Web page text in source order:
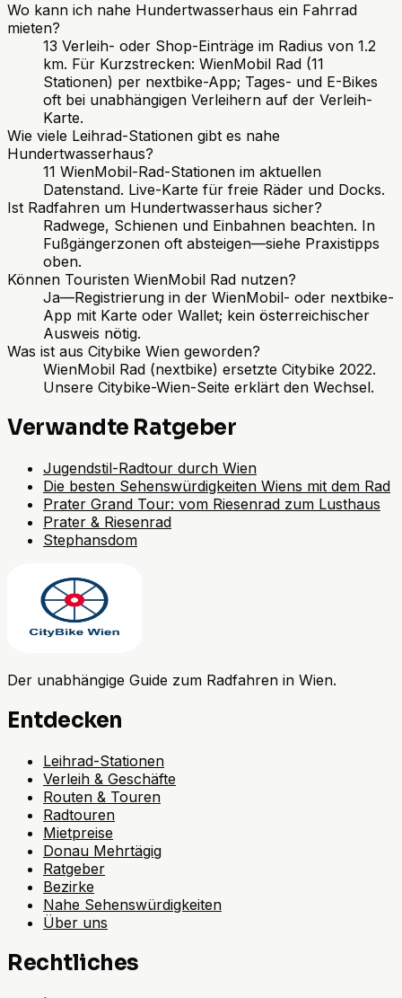
Wo kann ich nahe Hundertwasserhaus ein Fahrrad
mieten?
13 Verleih- oder Shop-Einträge im Radius von 1.2
km. Für Kurzstrecken: WienMobil Rad (11
Stationen) per nextbike-App; Tages- und E-Bikes
oft bei unabhängigen Verleihern auf der Verleih-
Karte.
Wie viele Leihrad-Stationen gibt es nahe
Hundertwasserhaus?
11 WienMobil-Rad-Stationen im aktuellen
Datenstand. Live-Karte für freie Räder und Docks.
Ist Radfahren um Hundertwasserhaus sicher?
Radwege, Schienen und Einbahnen beachten. In
Fußgängerzonen oft absteigen—siehe Praxistipps
oben.
Können Touristen WienMobil Rad nutzen?
Ja—Registrierung in der WienMobil- oder nextbike-
App mit Karte oder Wallet; kein österreichischer
Ausweis nötig.
Was ist aus Citybike Wien geworden?
WienMobil Rad (nextbike) ersetzte Citybike 2022.
Unsere Citybike-Wien-Seite erklärt den Wechsel.
Verwandte Ratgeber
Jugendstil-Radtour durch Wien
Die besten Sehenswürdigkeiten Wiens mit dem Rad
Prater Grand Tour: vom Riesenrad zum Lusthaus
Prater & Riesenrad
Stephansdom
Der unabhängige Guide zum Radfahren in Wien.
Entdecken
Leihrad-Stationen
Verleih & Geschäfte
Routen & Touren
Radtouren
Mietpreise
Donau Mehrtägig
Ratgeber
Bezirke
Nahe Sehenswürdigkeiten
Über uns
Rechtliches